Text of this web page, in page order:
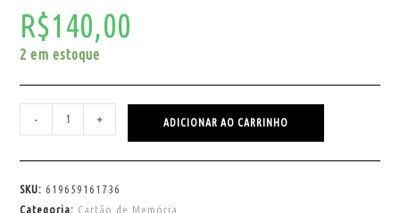
R$140,00
2 em estoque
- + ADICIONAR AO CARRINHO
SKU:619659161736
Categoria: Cartão de Memória